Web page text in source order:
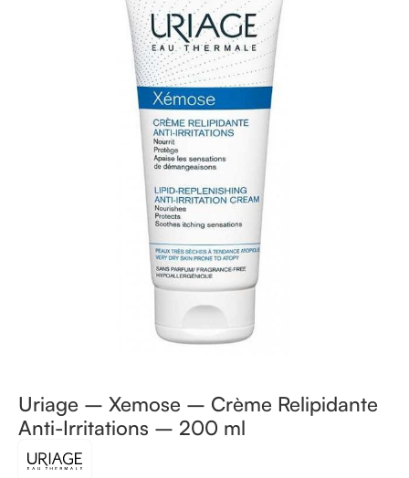
Uriage – Xemose – Crème Relipidante
Anti-Irritations – 200 ml